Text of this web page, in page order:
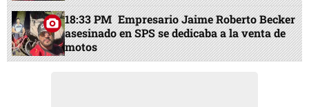
18:33 PM Empresario Jaime Roberto Becker
asesinado en SPS se dedicaba a la venta de
motos